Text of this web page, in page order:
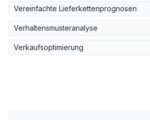
Vereinfachte Lieferkettenprognosen
Verhaltensmusteranalyse
Verkaufsoptimierung